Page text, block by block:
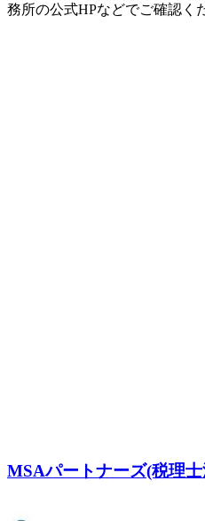
務所の公式HPなどでご確認く
MSAパートナーズ(税理